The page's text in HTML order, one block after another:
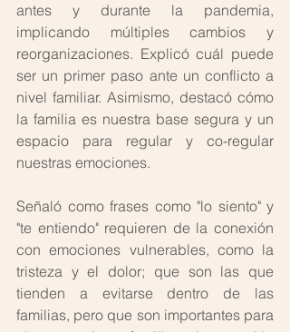
antes y durante la pandemia,
implicando múltiples cambios y
reorganizaciones. Explicó cuál puede
ser un primer paso ante un conflicto a
nivel familiar. Asimismo, destacó cómo
la familia es nuestra base segura y un
espacio para regular y co-regular
nuestras emociones.
Señaló como frases como "lo siento" y
"te entiendo" requieren de la conexión
con emociones vulnerables, como la
tristeza y el dolor; que son las que
tienden a evitarse dentro de las
familias, pero que son importantes para